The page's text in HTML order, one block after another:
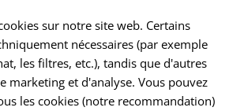
PANTS BASELAYER PANTS
sur notre site web. Certains
nécessaires (par exemple
les filtres, etc.), tandis que d'autres
marketing et d'analyse. Vous pouvez
les cookies (notre recommandation)